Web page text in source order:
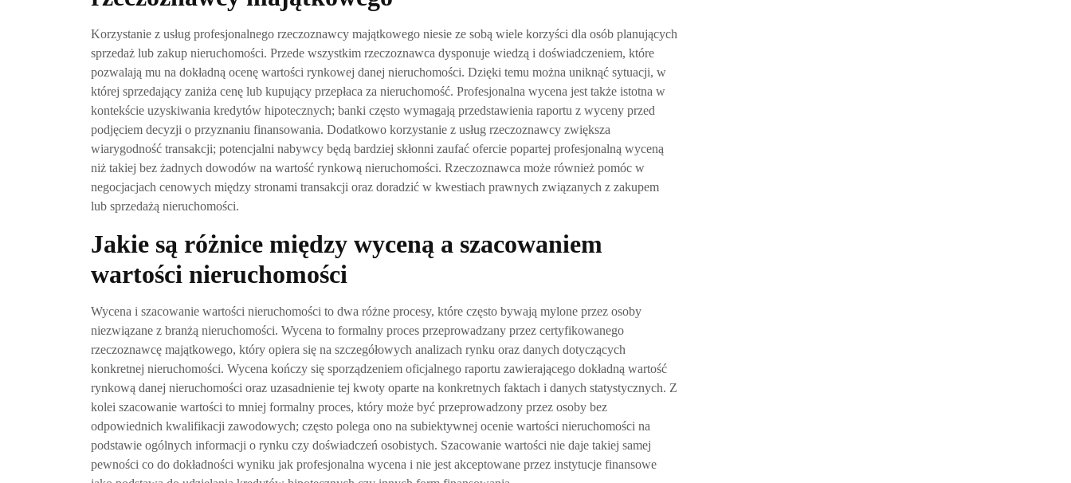
Korzystanie z usług profesjonalnego rzeczoznawcy majątkowego niesie ze sobą wiele korzyści dla osób planujących
sprzedaż lub zakup nieruchomości. Przede wszystkim rzeczoznawca dysponuje wiedzą i doświadczeniem, które
pozwalają mu na dokładną ocenę wartości rynkowej danej nieruchomości. Dzięki temu można uniknąć sytuacji, w
której sprzedający zaniża cenę lub kupujący przepłaca za nieruchomość. Profesjonalna wycena jest także istotna w
kontekście uzyskiwania kredytów hipotecznych; banki często wymagają przedstawienia raportu z wyceny przed
podjęciem decyzji o przyznaniu finansowania. Dodatkowo korzystanie z usług rzeczoznawcy zwiększa
wiarygodność transakcji; potencjalni nabywcy będą bardziej skłonni zaufać ofercie popartej profesjonalną wyceną
niż takiej bez żadnych dowodów na wartość rynkową nieruchomości. Rzeczoznawca może również pomóc w
negocjacjach cenowych między stronami transakcji oraz doradzić w kwestiach prawnych związanych z zakupem
lub sprzedażą nieruchomości.
Jakie są różnice między wyceną a szacowaniem
wartości nieruchomości
Wycena i szacowanie wartości nieruchomości to dwa różne procesy, które często bywają mylone przez osoby
niezwiązane z branżą nieruchomości. Wycena to formalny proces przeprowadzany przez certyfikowanego
rzeczoznawcę majątkowego, który opiera się na szczegółowych analizach rynku oraz danych dotyczących
konkretnej nieruchomości. Wycena kończy się sporządzeniem oficjalnego raportu zawierającego dokładną wartość
rynkową danej nieruchomości oraz uzasadnienie tej kwoty oparte na konkretnych faktach i danych statystycznych. Z
kolei szacowanie wartości to mniej formalny proces, który może być przeprowadzony przez osoby bez
odpowiednich kwalifikacji zawodowych; często polega ono na subiektywnej ocenie wartości nieruchomości na
podstawie ogólnych informacji o rynku czy doświadczeń osobistych. Szacowanie wartości nie daje takiej samej
pewności co do dokładności wyniku jak profesjonalna wycena i nie jest akceptowane przez instytucje finansowe